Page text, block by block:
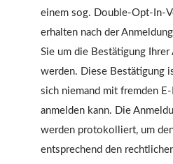
einem sog. Double-Opt-In-
erhalten nach der
Sie um die Bestätigung
werden. Diese Bestätigung
sich niemand mit fremden
anmelden kann. Die
werden protokolliert, um
entsprechend den